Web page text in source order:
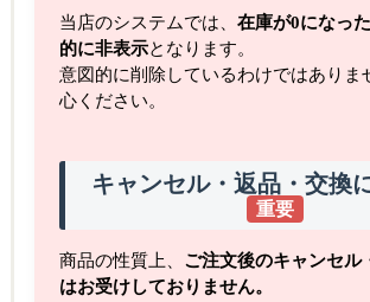
当店のシステムでは、 在庫が0になっ
的に非表示となります。
意図的に削除しているわけではありま
心ください。
キャンセル・返品・交換
重要
商品の性質上、 ご注文後のキャンセル
はお受けしておりません。